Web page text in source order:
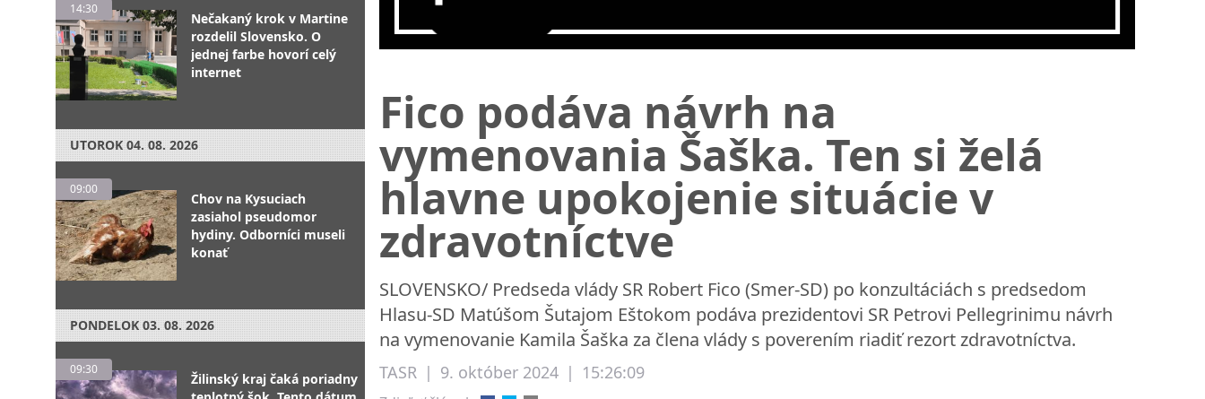
14:30
Nečakaný krok v Martine
rozdelil Slovensko. O
jednej farbe hovorí celý
internet
UTOROK 04. 08. 2026
09:00
Chov na Kysuciach
zasiahol pseudomor
hydiny. Odborníci museli
konať
PONDELOK 03. 08. 2026
09:30
Žilinský kraj čaká poriadny
Fico podáva návrh na
vymenovania Šaška. Ten si želá
hlavne upokojenie situácie v
zdravotníctve
SLOVENSKO/ Predseda vlády SR Robert Fico (Smer-SD) po konzultáciách s predsedom
Hlasu-SD Matúšom Šutajom Eštokom podáva prezidentovi SR Petrovi Pellegrinimu návrh
na vymenovanie Kamila Šaška za člena vlády s poverením riadiť rezort zdravotníctva.
TASR | 9. október 2024 | 15:26:09